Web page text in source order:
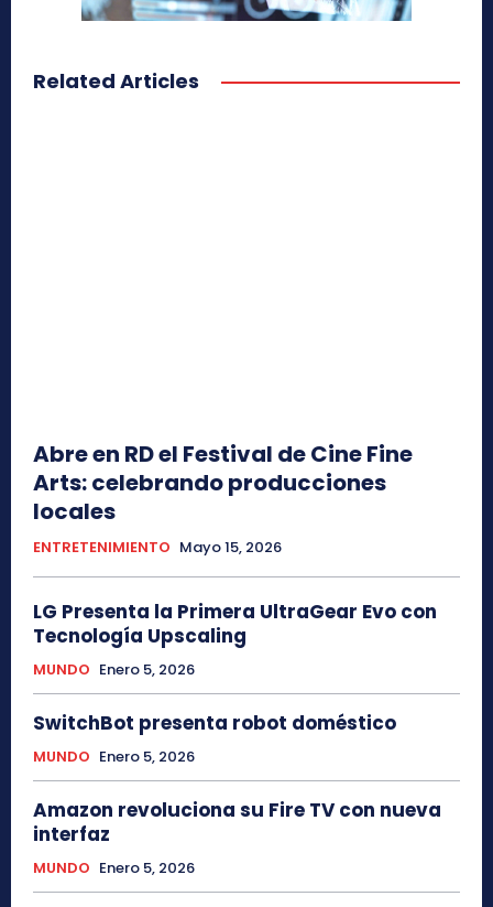
Related Articles
Abre en RD el Festival de Cine Fine
Arts: celebrando producciones
locales
ENTRETENIMIENTO Mayo 15, 2026
LG Presenta la Primera UltraGear Evo con
Tecnología Upscaling
MUNDO Enero 5, 2026
SwitchBot presenta robot doméstico
MUNDO Enero 5, 2026
Amazon revoluciona su Fire TV con nueva
interfaz
MUNDO Enero 5, 2026